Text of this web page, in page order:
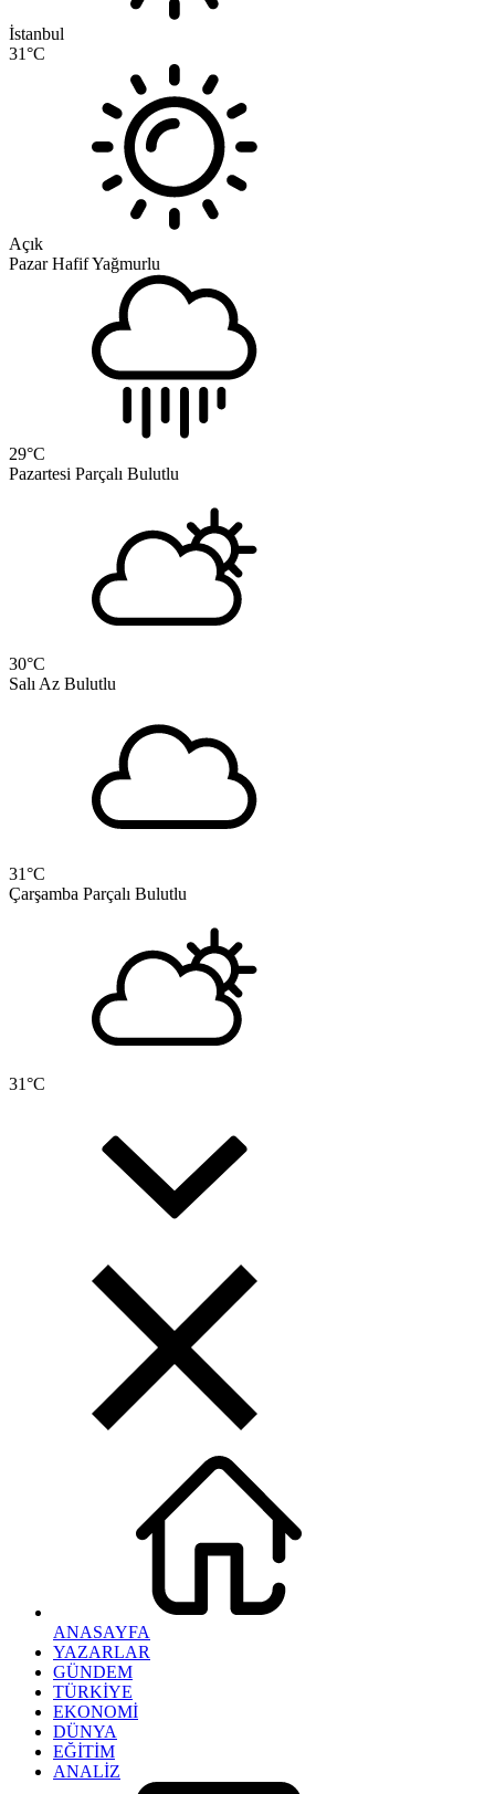
İstanbul
31°C
Açık
Pazar Hafif Yağmurlu
29°C
Pazartesi Parçalı Bulutlu
30°C
Salı Az Bulutlu
31°C
Çarşamba Parçalı Bulutlu
31°C
ANASAYFA
YAZARLAR
GÜNDEM
TÜRKİYE
EKONOMİ
DÜNYA
EĞİTİM
ANALİZ